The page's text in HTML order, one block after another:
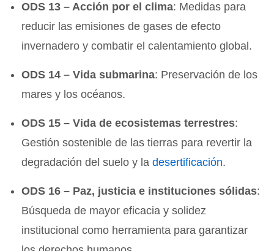
ODS 13 – Acción por el clima: Medidas para
reducir las emisiones de gases de efecto
invernadero y combatir el calentamiento global.
ODS 14 – Vida submarina: Preservación de los
mares y los océanos.
ODS 15 – Vida de ecosistemas terrestres:
Gestión sostenible de las tierras para revertir la
degradación del suelo y ladesertificación.
ODS 16 – Paz, justicia e instituciones sólidas:
Búsqueda de mayor eficacia y solidez
institucional como herramienta para garantizar